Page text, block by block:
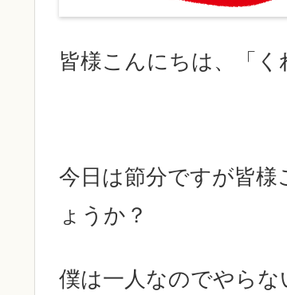
皆様こんにちは、「く
今日は節分ですが皆
ょうか？
僕は一人なのでやらな